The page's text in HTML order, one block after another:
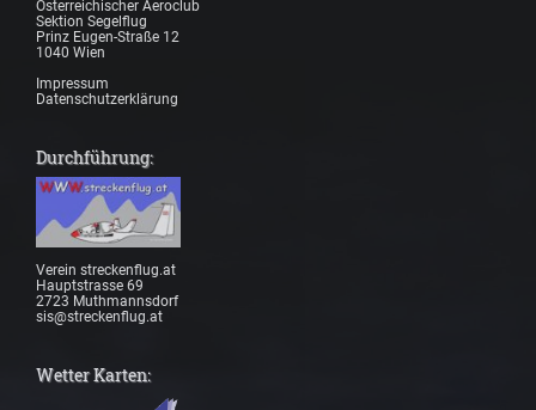
Österreichischer Aeroclub
Sektion Segelflug
Prinz Eugen-Straße 12
1040 Wien
Impressum
Datenschutzerklärung
Durchführung:
Verein streckenflug.at
Hauptstrasse 69
2723 Muthmannsdorf
sis@streckenflug.at
Wetter Karten: